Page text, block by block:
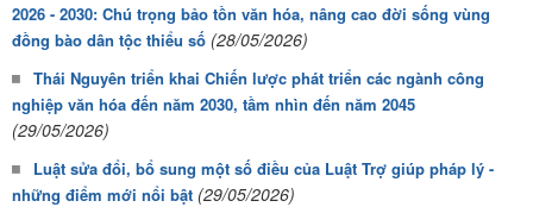
2026 - 2030: Chú trọng bảo tồn văn hóa, nâng cao đời sống vùng
đồng bào dân tộc thiểu số (28/05/2026)
Thái Nguyên triển khai Chiến lược phát triển các ngành công
nghiệp văn hóa đến năm 2030, tầm nhìn đến năm 2045
(29/05/2026)
Luật sửa đổi, bổ sung một số điều của Luật Trợ giúp pháp lý -
những điểm mới nổi bật (29/05/2026)